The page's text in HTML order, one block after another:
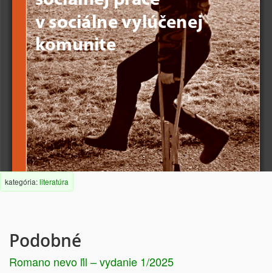
sociálnej práce
v sociálne vylúčenej
komunite
kategória:literatúra
Podobné
Romano nevo ľil – vydanie 1/2025